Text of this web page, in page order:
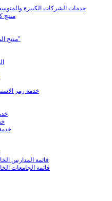
خدمات الشركات الكبيرة
منتج
منتج المساومة "براد الحافظ"
خدمة رمز
قائمة المدارس
قائمة الجامعات